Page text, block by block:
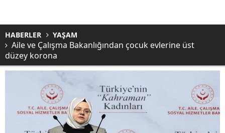
HABERLER YAŞAM
Aile ve Çalışma Bakanlığından çocuk evlerine üst
düzey korona